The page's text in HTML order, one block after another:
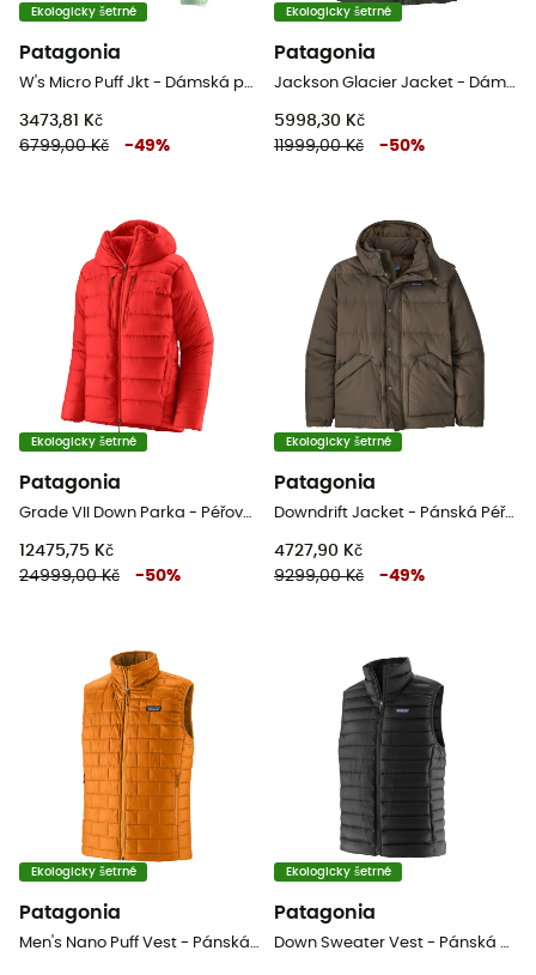
Ekologicky šetrné
Patagonia
3473,81 Kč
6799,00 Kč
-49%
Ekologicky šetrné
Patagonia
5998,30 Kč
11999,00 Kč
-50%
Ekologicky šetrné
Patagonia
12475,75 Kč
24999,00 Kč
-50%
Ekologicky šetrné
Patagonia
Downdrift Jacket - Pánská Péřová bunda
4727,90 Kč
9299,00 Kč
-49%
Ekologicky šetrné
Patagonia
Ekologicky šetrné
Patagonia